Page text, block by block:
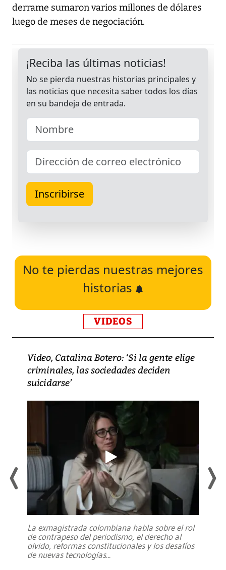
derrame sumaron varios millones de dólares
luego de meses de negociación.
No te pierdas nuestras mejores
historias
VIDEOS
Video, Catalina Botero: ‘Si la gente elige
criminales, las sociedades deciden
suicidarse’
La exmagistrada colombiana habla sobre el rol
de contrapeso del periodismo, el derecho al
olvido, reformas constitucionales y los desafíos
de nuevas tecnologías...